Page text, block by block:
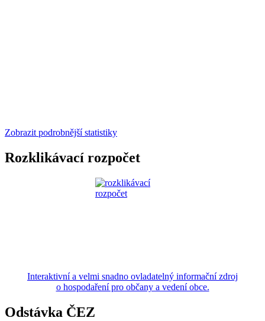
Zobrazit podrobnější statistiky
Rozklikávací rozpočet
Interaktivní a velmi snadno ovladatelný informační zdroj
o hospodaření pro občany a vedení obce.
Odstávka ČEZ